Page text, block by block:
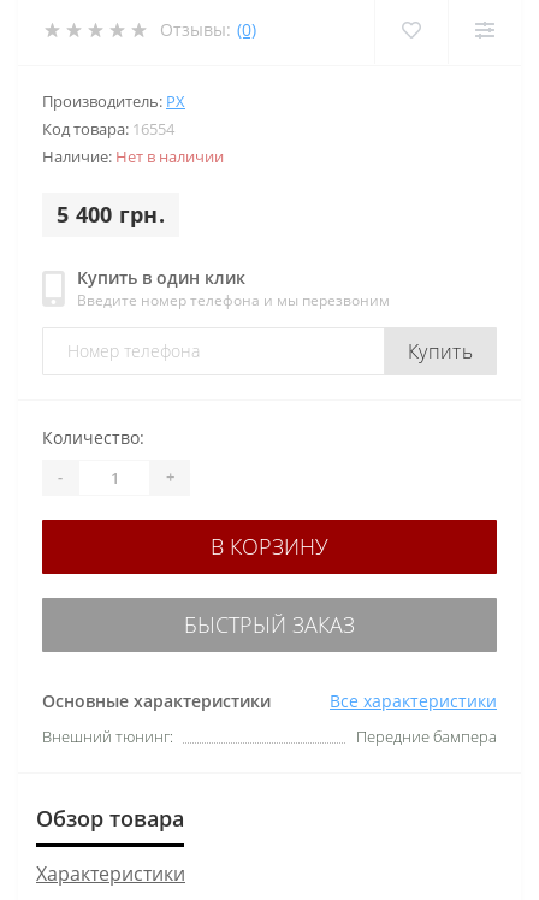
Отзывы: (0)
Производитель: PX
Код товара: 16554
Наличие: Нет в наличии
5 400 грн.
Купить в один клик
Введите номер телефона и мы перезвоним
Купить
Основные характеристики Все характеристики
Внешний тюнинг: Передние бампера
Количество:
- +
В КОРЗИНУ
БЫСТРЫЙ ЗАКАЗ
Обзор товара
Характеристики